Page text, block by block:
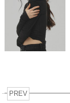
PREV